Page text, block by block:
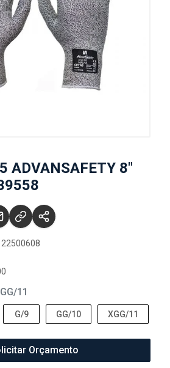
ADVANSAFETY 8"
11
G/9 GG/10 XGG/11
Orçamento